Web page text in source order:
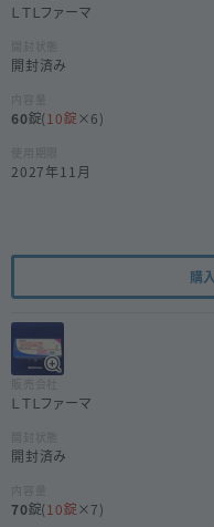
ＬＴＬファーマ
開封済み
60 (10 ×6)
2027年11月
購
ＬＴＬファーマ
開封済み
70 (10 ×7)